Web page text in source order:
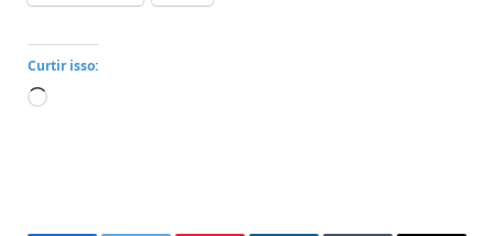
Curtir isso:
Carregando...